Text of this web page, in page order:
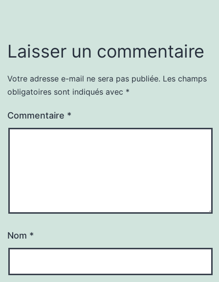
Laisser un commentaire
Votre adresse e-mail ne sera pas publiée. Les champs
obligatoires sont indiqués avec *
Commentaire *
Nom *